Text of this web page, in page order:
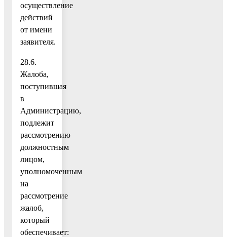
осуществление
действий
от имени
заявителя.
28.6.
Жалоба,
поступившая
в
Администрацию,
подлежит
рассмотрению
должностным
лицом,
уполномоченным
на
рассмотрение
жалоб,
который
обеспечивает: